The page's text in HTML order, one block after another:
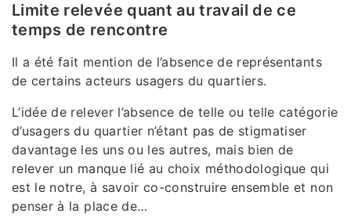
Limite relevée quant au travail de ce
temps de rencontre
Il a été fait mention de l’absence de représentants
de certains acteurs usagers du quartiers.
L’idée de relever l’absence de telle ou telle catégorie
d’usagers du quartier n’étant pas de stigmatiser
davantage les uns ou les autres, mais bien de
relever un manque lié au choix méthodologique qui
est le notre, à savoir co-construire ensemble et non
penser à la place de…